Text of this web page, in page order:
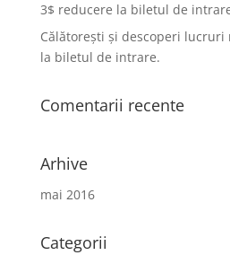
3$ reducere la biletul de
Călătorești și descoperi lucruri
la biletul de intrare.
Comentarii recente
Arhive
mai 2016
Categorii